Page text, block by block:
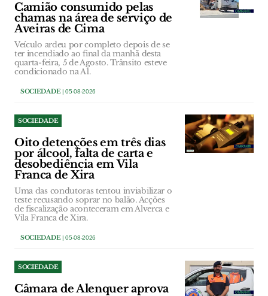
Camião consumido pelas
chamas na área de serviço de
Aveiras de Cima
Veículo ardeu por completo depois de se
ter incendiado ao final da manhã desta
quarta-feira, 5 de Agosto. Trânsito esteve
condicionado na A1.
SOCIEDADE| 05-08-2026
SOCIEDADE
Oito detenções em três dias
por álcool, falta de carta e
desobediência em Vila
Franca de Xira
Uma das condutoras tentou inviabilizar o
teste recusando soprar no balão. Acções
de fiscalização aconteceram em Alverca e
Vila Franca de Xira.
SOCIEDADE| 05-08-2026
SOCIEDADE
Câmara de Alenquer aprova